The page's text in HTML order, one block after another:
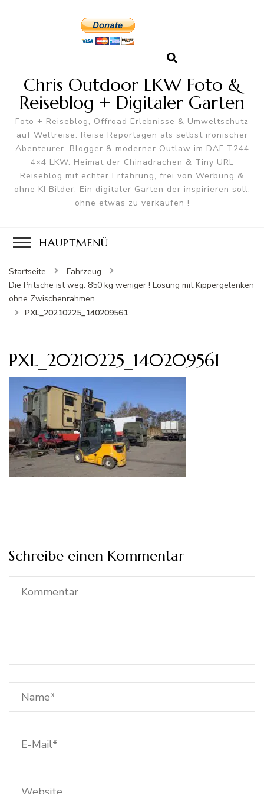
Chris Outdoor LKW Foto &
Reiseblog + Digitaler Garten
Foto + Reiseblog, Offroad Erlebnisse & Umweltschutz
auf Weltreise. Reise Reportagen als selbst ironischer
Abenteurer, Blogger & moderner Outlaw im DAF T244
4×4 LKW. Heimat der Chinadrachen & Tiny URL
Reiseblog mit echter Erfahrung, frei von Werbung &
ohne KI Bilder. Ein digitaler Garten der inspirieren soll,
ohne etwas zu verkaufen !
HAUPTMENÜ
Startseite
Fahrzeug
Die Pritsche ist weg: 850 kg weniger ! Lösung mit Kippergelenken
ohne Zwischenrahmen
PXL_20210225_140209561
PXL_20210225_140209561
Schreibe einen Kommentar